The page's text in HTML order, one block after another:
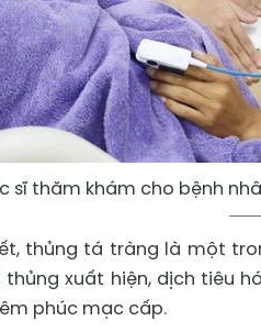
sĩ thăm khám cho bệnh
thủng tá tràng là một
thủng xuất hiện, dịch tiêu
phúc mạc cấp.